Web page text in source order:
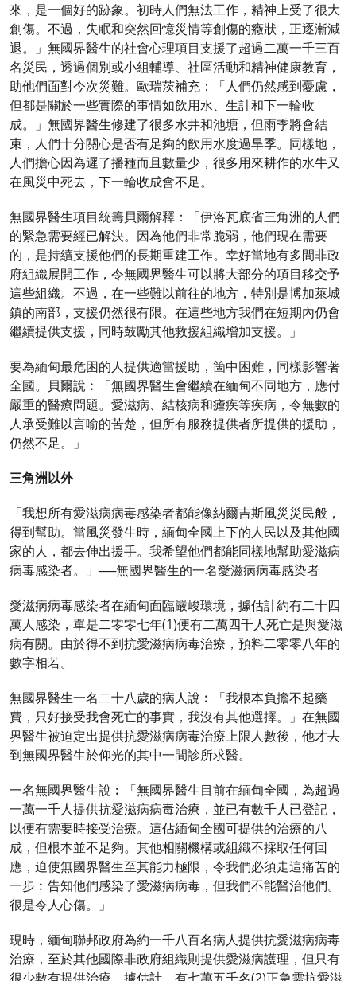
來，是一個好的跡象。初時人們無法工作，精神上受了很大
創傷。不過，失眠和突然回憶災情等創傷的癥狀，正逐漸減
退。」無國界醫生的社會心理項目支援了超過二萬一千三百
名災民，透過個別或小組輔導、社區活動和精神健康教育，
助他們面對今次災難。歐瑞茨補充：「人們仍然感到憂慮，
但都是關於一些實際的事情如飲用水、生計和下一輪收
成。」無國界醫生修建了很多水井和池塘，但雨季將會結
束，人們十分關心是否有足夠的飲用水度過旱季。同樣地，
人們擔心因為遲了播種而且數量少，很多用來耕作的水牛又
在風災中死去，下一輪收成會不足。
無國界醫生項目統籌貝爾解釋：「伊洛瓦底省三角洲的人們
的緊急需要經已解決。因為他們非常脆弱，他們現在需要
的，是持續支援他們的長期重建工作。幸好當地有多間非政
府組織展開工作，令無國界醫生可以將大部分的項目移交予
這些組織。不過，在一些難以前往的地方，特別是博加萊城
鎮的南部，支援仍然很有限。在這些地方我們在短期內仍會
繼續提供支援，同時鼓勵其他救援組織增加支援。」
要為緬甸最危困的人提供適當援助，箇中困難，同樣影響著
全國。貝爾說︰「無國界醫生會繼續在緬甸不同地方，應付
嚴重的醫療問題。愛滋病、結核病和瘧疾等疾病，令無數的
人承受難以言喻的苦楚，但所有服務提供者所提供的援助，
仍然不足。」
三角洲以外
「我想所有愛滋病病毒感染者都能像納爾吉斯風災災民般，
得到幫助。當風災發生時，緬甸全國上下的人民以及其他國
家的人，都去伸出援手。我希望他們都能同樣地幫助愛滋病
病毒感染者。」──無國界醫生的一名愛滋病病毒感染者
愛滋病病毒感染者在緬甸面臨嚴峻環境，據估計約有二十四
萬人感染，單是二零零七年(1)便有二萬四千人死亡是與愛滋
病有關。由於得不到抗愛滋病病毒治療，預料二零零八年的
數字相若。
無國界醫生一名二十八歲的病人說︰「我根本負擔不起藥
費，只好接受我會死亡的事實，我沒有其他選擇。」在無國
界醫生被迫定出提供抗愛滋病病毒治療上限人數後，他才去
到無國界醫生於仰光的其中一間診所求醫。
一名無國界醫生說︰「無國界醫生目前在緬甸全國，為超過
一萬一千人提供抗愛滋病病毒治療，並已有數千人已登記，
以便有需要時接受治療。這佔緬甸全國可提供的治療的八
成，但根本並不足夠。其他相關機構或組織不採取任何回
應，迫使無國界醫生至其能力極限，令我們必須走這痛苦的
一步︰告知他們感染了愛滋病病毒，但我們不能醫治他們。
很是令人心傷。」
現時，緬甸聯邦政府為約一千八百名病人提供抗愛滋病病毒
治療，至於其他國際非政府組織則提供愛滋病護理，但只有